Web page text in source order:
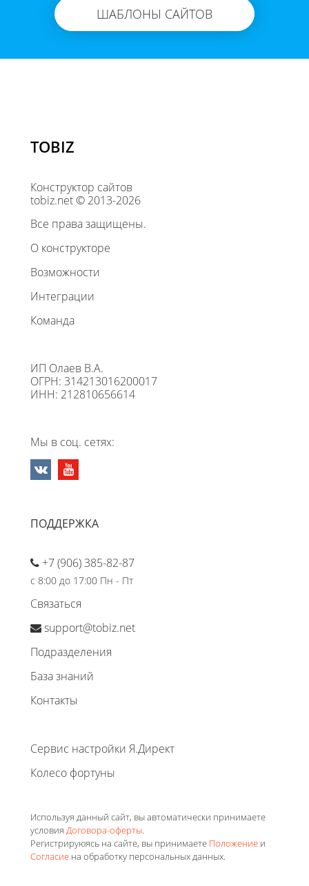
ШАБЛОНЫ САЙТОВ
TOBIZ
Конструктор сайтов
tobiz.net © 2013-2026
Все права защищены.
О конструкторе
Возможности
Интеграции
Команда
ИП Олаев В.А.
ОГРН: 314213016200017
ИНН: 212810656614
Мы в соц. сетях:
ПОДДЕРЖКА
+7 (906) 385-82-87
с 8:00 до 17:00 Пн - Пт
Связаться
support@tobiz.net
Подразделения
База знаний
Контакты
Сервис настройки Я.Директ
Колесо фортуны
Используя данный сайт, вы автоматически принимаете
условия Договора-оферты.
Регистрируюясь на сайте, вы принимаете Положение и
Согласие на обработку персональных данных.